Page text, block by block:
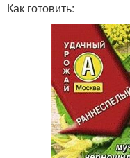
Как готовить: